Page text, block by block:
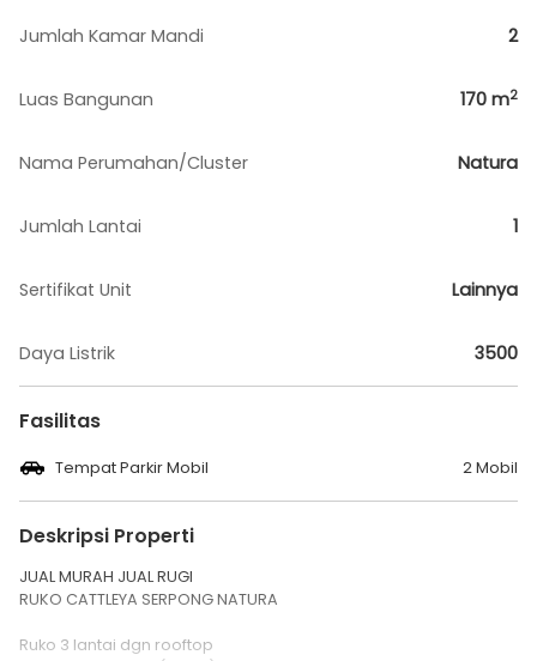
Jumlah Kamar Mandi 2
Luas Bangunan 170 m2
Nama Perumahan/Cluster Natura
Jumlah Lantai 1
Sertifikat Unit Lainnya
Daya Listrik 3500
Fasilitas
Tempat Parkir Mobil 2 Mobil
Deskripsi Properti
JUAL MURAH JUAL RUGI
RUKO CATTLEYA SERPONG NATURA
Ruko 3 lantai dgn rooftop